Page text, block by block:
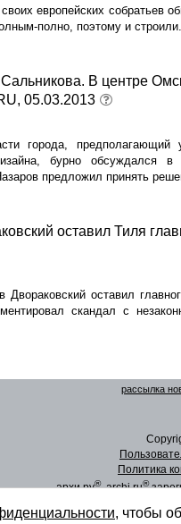
европейских собратьев
полно, поэтому и строили.
В центре
05.03.2013
города, предполагающий
бурно обсуждался
предложил принять
оставил Тиля
оставил
скандал с
рассылка
Политика
архи.ру®, archi.ru®
, чтобы